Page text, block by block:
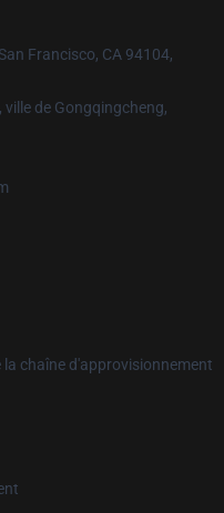
Francisco, CA 94104,
ville de Gongqingcheng,
la chaîne d'approvisionnement